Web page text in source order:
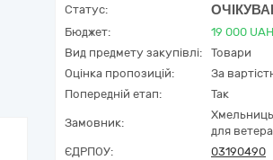
Статус:
Бюджет: 19 000 UAH
Вид предмету закупівлі:
Товари
Оцінка пропозицій:
За
Попередній етап:
Так
Замовник:
для
ЄДРПОУ:
03190490